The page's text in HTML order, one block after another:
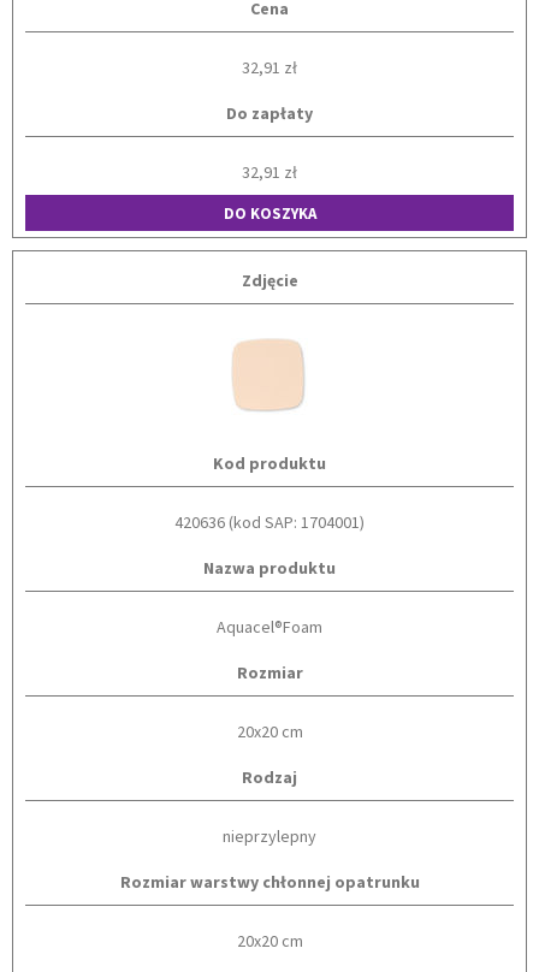
Cena
32,91 zł
Do zapłaty
32,91 zł
DO KOSZYKA
Zdjęcie
Kod produktu
420636 (kod SAP: 1704001)
Nazwa produktu
Aquacel®Foam
Rozmiar
20x20 cm
Rodzaj
nieprzylepny
Rozmiar warstwy chłonnej opatrunku
20x20 cm